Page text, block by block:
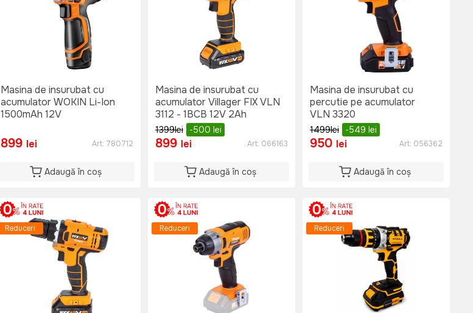
Masina de insurubat cu
acumulator WOKIN Li-Ion
1500mAh 12V
899 lei Art: 780712
Adaugă în coș
Masina de insurubat cu
acumulator Villager FIX VLN
3112 - 1BCB 12V 2Ah
1399lei -500 lei
899 lei Art: 066163
Adaugă în coș
Masina de insurubat cu
percutie pe acumulator
VLN 3320
1499lei -549 lei
950 lei Art: 056362
Adaugă în coș
Reduceri Reduceri Reduceri